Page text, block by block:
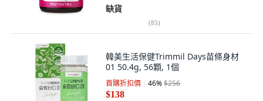
缺貨
(85)
韓美生活保健Trimmil Days苗條身材
01 50.4g, 56顆, 1個
首購折扣價 46%$256
$138